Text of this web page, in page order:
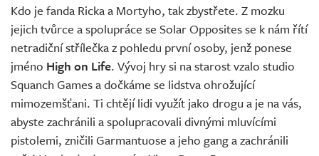
Kdo je fanda Ricka a Mortyho, tak zbystřete. Z mozku
jejich tvůrce a spolupráce se Solar Opposites se k nám řítí
netradiční střílečka z pohledu první osoby, jenž ponese
jméno High on Life. Vývoj hry si na starost vzalo studio
Squanch Games a dočkáme se lidstva ohrožující
mimozemšťani. Ti chtějí lidi využít jako drogu a je na vás,
abyste zachránili a spolupracovali divnými mluvícími
pistolemi, zničili Garmantuose a jeho gang a zachránili